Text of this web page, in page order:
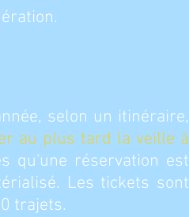
selon un itinéraire,
au plus tard la veille à
qu'une réservation est
Les tickets sont
trajets.